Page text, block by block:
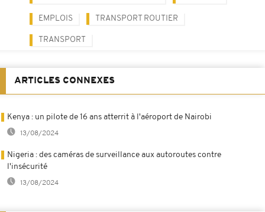
EMPLOIS TRANSPORT ROUTIER
TRANSPORT
ARTICLES CONNEXES
Kenya : un pilote de 16 ans atterrit à l'aéroport de Nairobi
13/08/2024
Nigeria : des caméras de surveillance aux autoroutes contre
l'insécurité
13/08/2024